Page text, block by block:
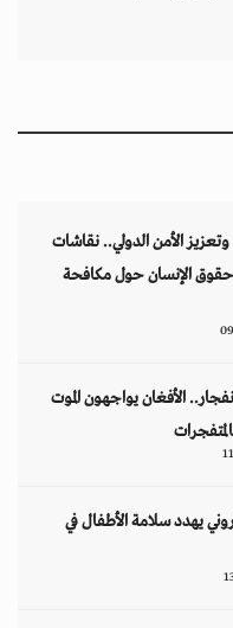
الأمن الدولي.. نقاشات
الإنسان حول مكافحة
الأفغان يواجهون الموت
يهدد سلامة الأطفال في